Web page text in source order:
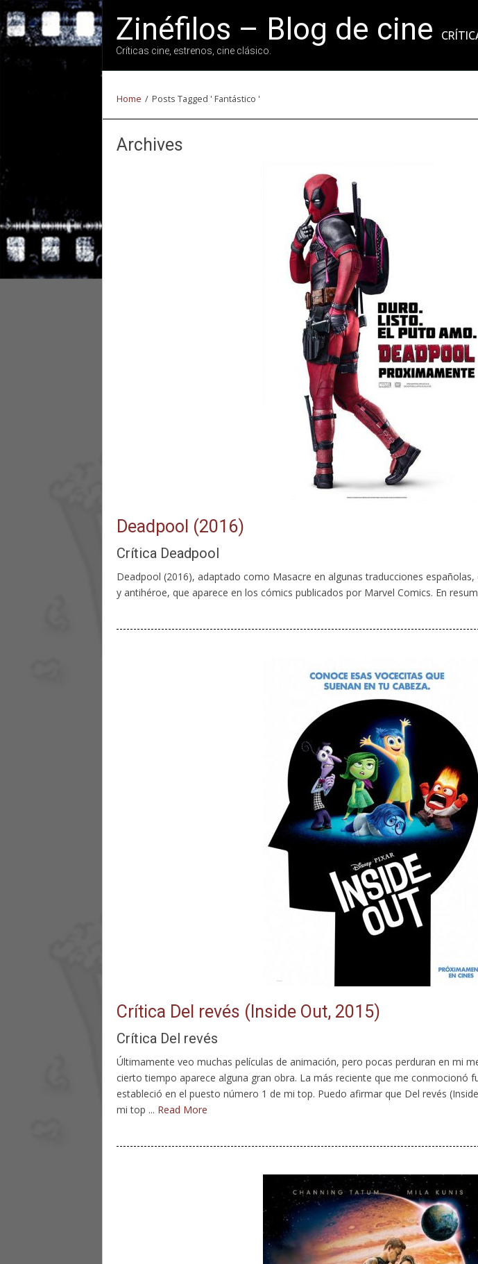
Zinéfilos – Blog de cine
Críticas cine, estrenos, cine clásico.
Home / Posts Tagged ' Fantástico '
Archives
Deadpool (2016)
Crítica Deadpool
Deadpool (2016), adaptado como Masacre en algunas traducciones
y antihéroe, que aparece en los cómics publicados por Marvel Comics. En
Crítica Del revés (Inside Out, 2015)
Crítica Del revés
Últimamente veo muchas películas de animación, pero pocas perduran en mi
cierto tiempo aparece alguna gran obra. La más reciente que me conmocionó
estableció en el puesto número 1 de mi top. Puedo afirmar que Del revés
mi top ... Read More